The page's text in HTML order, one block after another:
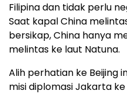
Filipina dan tidak perlu
Saat kapal China
bersikap, China hanya
melintas ke laut Natuna.
Alih perhatian ke Beijing
misi diplomasi Jakarta